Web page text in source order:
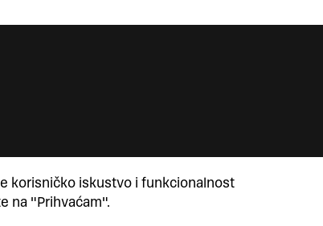
korisničko iskustvo i funkcionalnost
na "Prihvaćam".